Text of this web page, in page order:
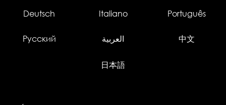
Deutsch Italiano Português
Русский العربية 中文
日本語